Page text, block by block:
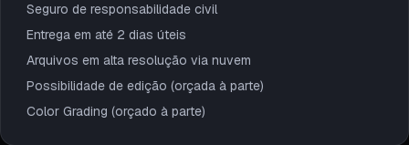
Seguro de responsabilidade civil
Entrega em até 2 dias úteis
Arquivos em alta resolução via nuvem
Possibilidade de edição (orçada à parte)
Color Grading (orçado à parte)